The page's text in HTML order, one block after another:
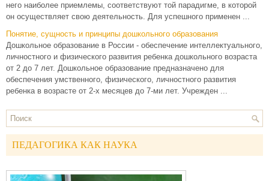
него наиболее приемлемы, соответствуют той парадигме, в которой
он осуществляет свою деятельность. Для успешного применен ...
Понятие, сущность и принципы дошкольного образования
Дошкольное образование в России - обеспечение интеллектуального,
личностного и физического развития ребенка дошкольного возраста
от 2 до 7 лет. Дошкольное образование предназначено для
обеспечения умственного, физического, личностного развития
ребенка в возрасте от 2-х месяцев до 7-ми лет. Учрежден ...
ПЕДАГОГИКА КАК НАУКА